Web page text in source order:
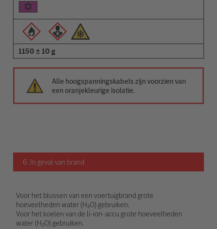
1150 ± 10 g
Alle hoogspanningskabels zijn voorzien van
een oranjekleurige isolatie.
6. In geval van brand
Voor het blussen van een voertuigbrand grote
hoeveelheden water (H₂O) gebruiken.
Voor het koelen van de li-ion-accu grote hoeveelheden
water (H₂O) gebruiken.